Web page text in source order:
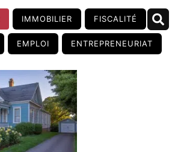
IMMOBILIER FISCALITÉ
EMPLOI ENTREPRENEURIAT